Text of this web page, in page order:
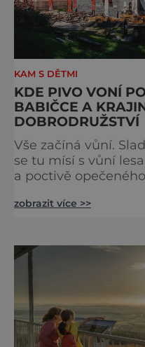
KAM S DĚTMI
KDE PIVO VONÍ
BABIČCE A
DOBRODRUŽSTVÍ
Vše začíná vůní.
se tu mísí s vůní
a poctivě
doušky – a ty tady
ví, že k
zobrazit více >>